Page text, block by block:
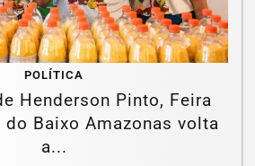
POLÍTICA
Henderson Pinto, Feira
do Baixo Amazonas volta
a...